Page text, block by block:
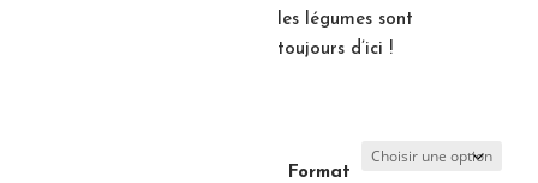
les légumes sont
toujours d’ici !
Format